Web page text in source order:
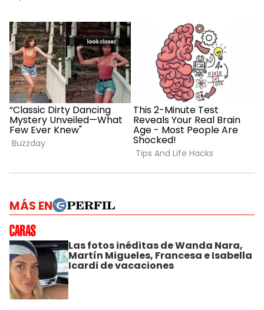
MÁS EN
Las fotos inéditas de Wanda Nara,
Martín Migueles, Francesa e Isabella
Icardi de vacaciones